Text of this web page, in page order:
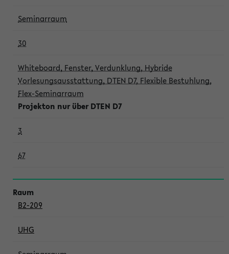
Seminarraum
30
Whiteboard, Fenster, Verdunklung, Hybride
Vorlesungsausstattung, DTEN D7, Flexible Bestuhlung,
Flex-Seminarraum
Projekton nur über DTEN D7
3
67
B2-209
UHG